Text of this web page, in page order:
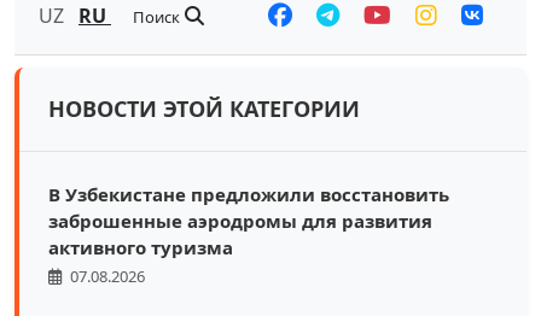
UZ RU Поиск
НОВОСТИ ЭТОЙ КАТЕГОРИИ
В Узбекистане предложили восстановить
заброшенные аэродромы для развития
активного туризма
07.08.2026